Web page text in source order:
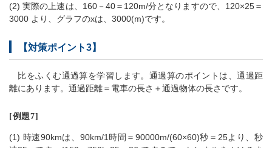
(2) 実際の上速は、160－40＝120m/分となりますので、120×25＝
3000 より、グラフのxは、3000(m)です。
【対策ポイント3】
比をふくむ通過算を学習します。通過算のポイントは、通過距
離にあります。通過距離＝電車の長さ＋通過物体の長さです。
[例題7]
(1) 時速90kmは、90km/1時間＝90000m/(60×60)秒＝25より、秒